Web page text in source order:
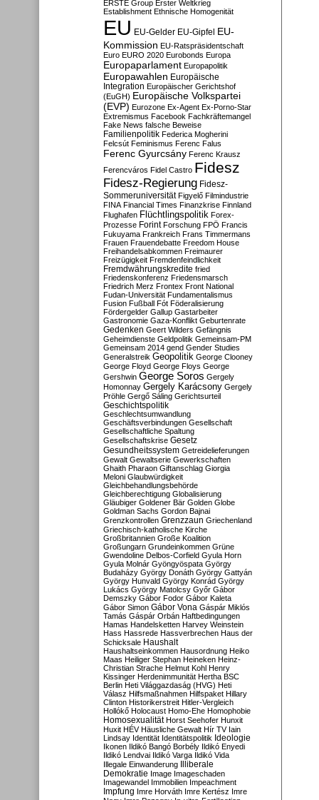
ERSTE Group Erster Weltkrieg
Establishment Ethnische Homogenität
EU EU-Gelder EU-Gipfel EU-
Kommission EU-Ratspräsidentschaft
Euro EURO 2020 Eurobonds Europa
Europaparlament Europapolitik
Europawahlen Europäische
Integration Europäischer Gerichtshof
(EuGH) Europäische Volkspartei
(EVP) Eurozone Ex-Agent Ex-Porno-Star
Extremismus Facebook Fachkräftemangel
Fake News falsche Beweise
Familienpolitik Federica Mogherini
Felcsút Feminismus Ferenc Falus
Ferenc Gyurcsány Ferenc Krausz
Ferencváros Fidel Castro Fidesz
Fidesz-Regierung Fidesz-
Sommeruniversität Figyelő Filmindustrie
FINA Financial Times Finanzkrise Finnland
Flughafen Flüchtlingspolitik Forex-
Prozesse Forint Forschung FPÖ Francis
Fukuyama Frankreich Frans Timmermans
Frauen Frauendebatte Freedom House
Freihandelsabkommen Freimaurer
Freizügigkeit Fremdenfeindlichkeit
Fremdwährungskredite fried
Friedenskonferenz Friedensmarsch
Friedrich Merz Frontex Front National
Fudan-Universität Fundamentalismus
Fusion Fußball Fót Föderalisierung
Fördergelder Gallup Gastarbeiter
Gastronomie Gaza-Konflikt Geburtenrate
Gedenken Geert Wilders Gefängnis
Geheimdienste Geldpolitik Gemeinsam-PM
Gemeinsam 2014 gend Gender Studies
Generalstreik Geopolitik George Clooney
George Floyd George Floys George
Gershwin George Soros Gergely
Homonnay Gergely Karácsony Gergely
Pröhle Gergő Sáling Gerichtsurteil
Geschichtspolitik
Geschlechtsumwandlung
Geschäftsverbindungen Gesellschaft
Gesellschaftliche Spaltung
Gesellschaftskrise Gesetz
Gesundheitssystem Getreidelieferungen
Gewalt Gewaltserie Gewerkschaften
Ghaith Pharaon Giftanschlag Giorgia
Meloni Glaubwürdigkeit
Gleichbehandlungsbehörde
Gleichberechtigung Globalisierung
Gläubiger Goldener Bär Golden Globe
Goldman Sachs Gordon Bajnai
Grenzkontrollen Grenzzaun Griechenland
Griechisch-katholische Kirche
Großbritannien Große Koalition
Großungarn Grundeinkommen Grüne
Gwendoline Delbos-Corfield Gyula Horn
Gyula Molnár Gyöngyöspata György
Budaházy György Donáth György Gattyán
György Hunvald György Konrád György
Lukács György Matolcsy Győr Gábor
Demszky Gábor Fodor Gábor Kaleta
Gábor Simon Gábor Vona Gáspár Miklós
Tamás Gáspár Orbán Haftbedingungen
Hamas Handelsketten Harvey Weinstein
Hass Hassrede Hassverbrechen Haus der
Schicksale Haushalt
Haushaltseinkommen Hausordnung Heiko
Maas Heiliger Stephan Heineken Heinz-
Christian Strache Helmut Kohl Henry
Kissinger Herdenimmunität Hertha BSC
Berlin Heti Világgazdaság (HVG) Heti
Válasz Hilfsmaßnahmen Hilfspaket Hillary
Clinton Historikerstreit Hitler-Vergleich
Hollókő Holocaust Homo-Ehe Homophobie
Homosexualität Horst Seehofer Hunxit
Huxit HÉV Häusliche Gewalt Hír TV Iain
Lindsay Identität Identitätspolitik Ideologie
Ikonen Ildikó Bangó Borbély Ildikó Enyedi
Ildikó Lendvai Ildikó Varga Ildikó Vida
Illegale Einwanderung Illiberale
Demokratie Image Imageschaden
Imagewandel Immobilien Impeachment
Impfung Imre Horváth Imre Kertész Imre